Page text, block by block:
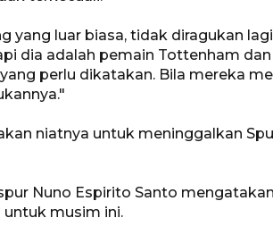
yang luar biasa, tidak diragukan
dia adalah pemain Tottenham
perlu dikatakan. Bila mereka
niatnya untuk meninggalkan
Nuno Espirito Santo
untuk musim ini.
Sumut